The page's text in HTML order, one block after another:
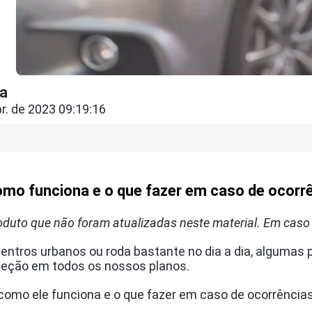
de 2023 09:19:16
funciona e o que fazer em caso de
que não foram atualizadas neste material. Em
urbanos ou roda bastante no dia a dia,
em todos os nossos planos.
ele funciona e o que fazer em caso de